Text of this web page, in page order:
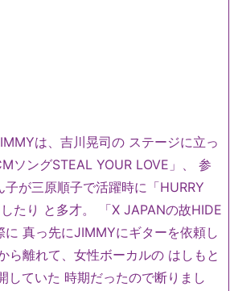
は、吉川晃司の ステージに立っ
ソングSTEAL YOUR LOVE」、 参
が三原順子で活躍時に「HURRY
たり と多才。 「X JAPANの故HIDE
に 真っ先にJIMMYにギターを依頼し
ら離れて、女性ボーカルの はしもと
していた 時期だったので断りまし